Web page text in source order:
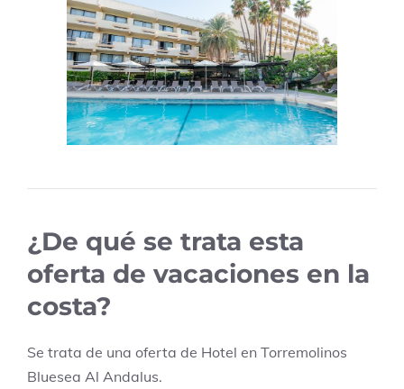
¿De qué se trata esta
oferta de vacaciones en la
costa?
Se trata de una oferta de Hotel en Torremolinos
Bluesea Al Andalus.